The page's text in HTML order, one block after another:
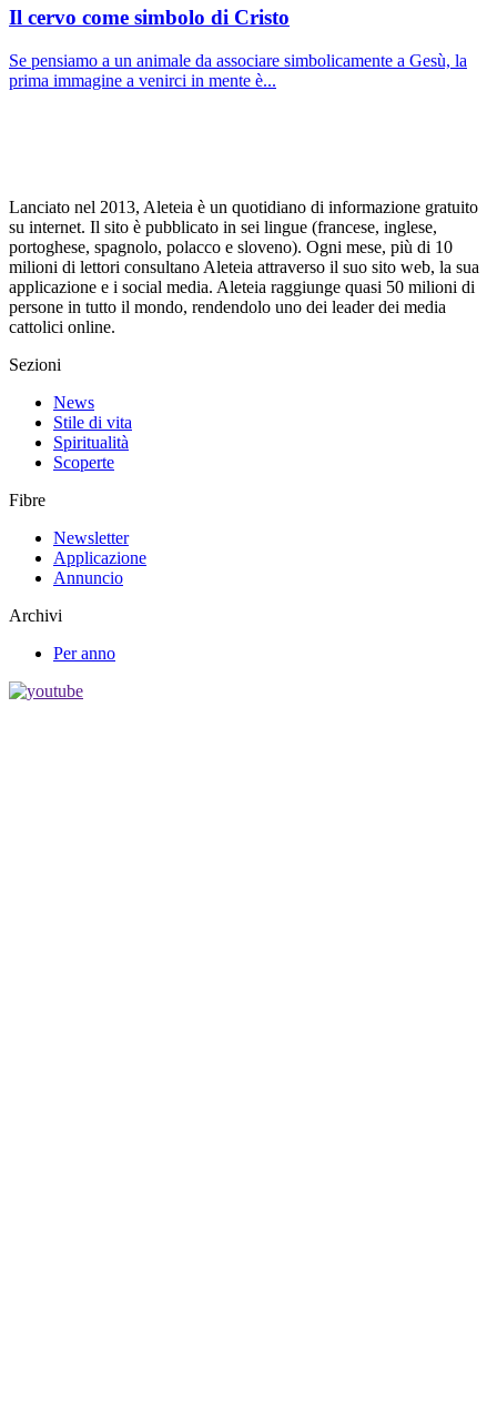
Il cervo come simbolo di Cristo
Se pensiamo a un animale da associare simbolicamente a Gesù, la
prima immagine a venirci in mente è...
Lanciato nel 2013, Aleteia è un quotidiano di informazione gratuito
su internet. Il sito è pubblicato in sei lingue (francese, inglese,
portoghese, spagnolo, polacco e sloveno). Ogni mese, più di 10
milioni di lettori consultano Aleteia attraverso il suo sito web, la sua
applicazione e i social media. Aleteia raggiunge quasi 50 milioni di
persone in tutto il mondo, rendendolo uno dei leader dei media
cattolici online.
Sezioni
News
Stile di vita
Spiritualità
Scoperte
Fibre
Newsletter
Applicazione
Annuncio
Archivi
Per anno